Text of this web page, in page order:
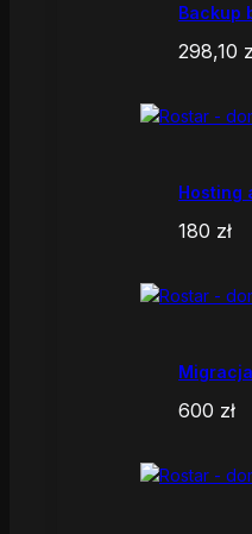
Backup
298,10
Hosting
180 zł
600 zł